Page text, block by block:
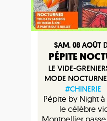
SAM. 08 AOÛT
PÉPITE
LE VIDE-
MODE
#CHINERIE
Pépite by Night
le célèbre